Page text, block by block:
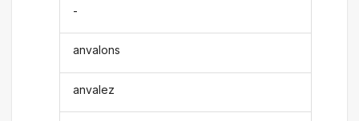
-
anvalons
anvalez